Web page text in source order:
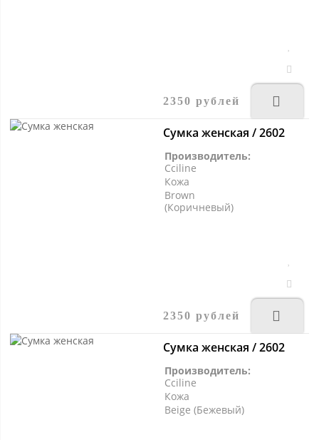
2350 рублей
Сумка женская / 2602
Производитель:
Cciline
Кожа
Brown
(Коричневый)
2350 рублей
Сумка женская / 2602
Производитель:
Cciline
Кожа
Beige (Бежевый)